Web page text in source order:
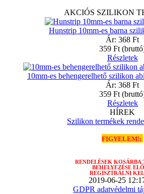
AKCIÓS SZILIKON
Hunstrip 10mm-es barna
Ár: 368 Ft
359 Ft
Részletek
10mm-es behengerelhető szilikon
Ár: 368 Ft
359 Ft
Részletek
HÍREK
Szilikon termékek
FIGYELEM!:
RENDELÉSEK KOSÁRBA
BEHELYEZÉSE
REGISZTRÁLNI
2019-06-25
GDPR adatvédelmi